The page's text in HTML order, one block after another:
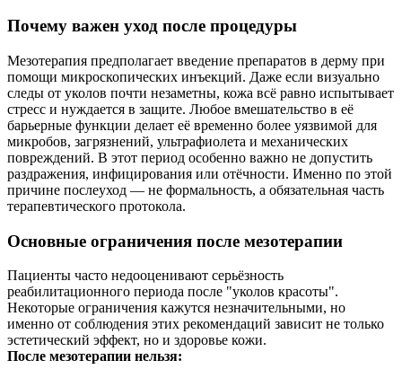
Почему важен уход после процедуры
Мезотерапия предполагает введение препаратов в дерму при
помощи микроскопических инъекций. Даже если визуально
следы от уколов почти незаметны, кожа всё равно испытывает
стресс и нуждается в защите. Любое вмешательство в её
барьерные функции делает её временно более уязвимой для
микробов, загрязнений, ультрафиолета и механических
повреждений. В этот период особенно важно не допустить
раздражения, инфицирования или отёчности. Именно по этой
причине послеуход — не формальность, а обязательная часть
терапевтического протокола.
Основные ограничения после мезотерапии
Пациенты часто недооценивают серьёзность
реабилитационного периода после "уколов красоты".
Некоторые ограничения кажутся незначительными, но
именно от соблюдения этих рекомендаций зависит не только
эстетический эффект, но и здоровье кожи.
После мезотерапии нельзя: